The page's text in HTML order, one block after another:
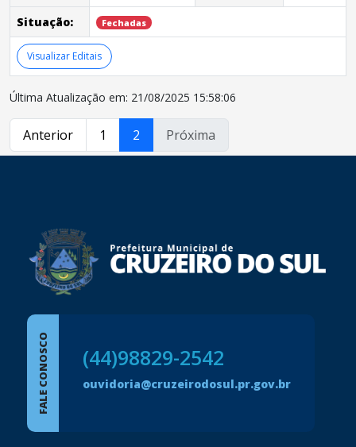
Situação: Fechadas
Visualizar Editais
Última Atualização em: 21/08/2025 15:58:06
Anterior 1 2 Próxima
FALE CONOSCO (44)98829-2542
ouvidoria@cruzeirodosul.pr.gov.br